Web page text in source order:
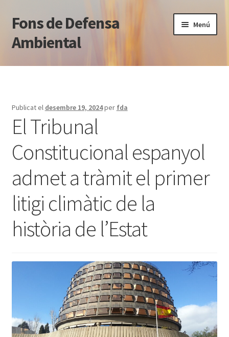
Salta
a
navegació
Vés
al
contingut
Fons de Defensa
Ambiental
Menú
Què fem
Notícies
Blog jurídic
Normativa
Transparència
Contacte
Publicat el desembre 19, 2024per fda
El Tribunal
Constitucional espanyol
admet a tràmit el primer
litigi climàtic de la
història de l’Estat